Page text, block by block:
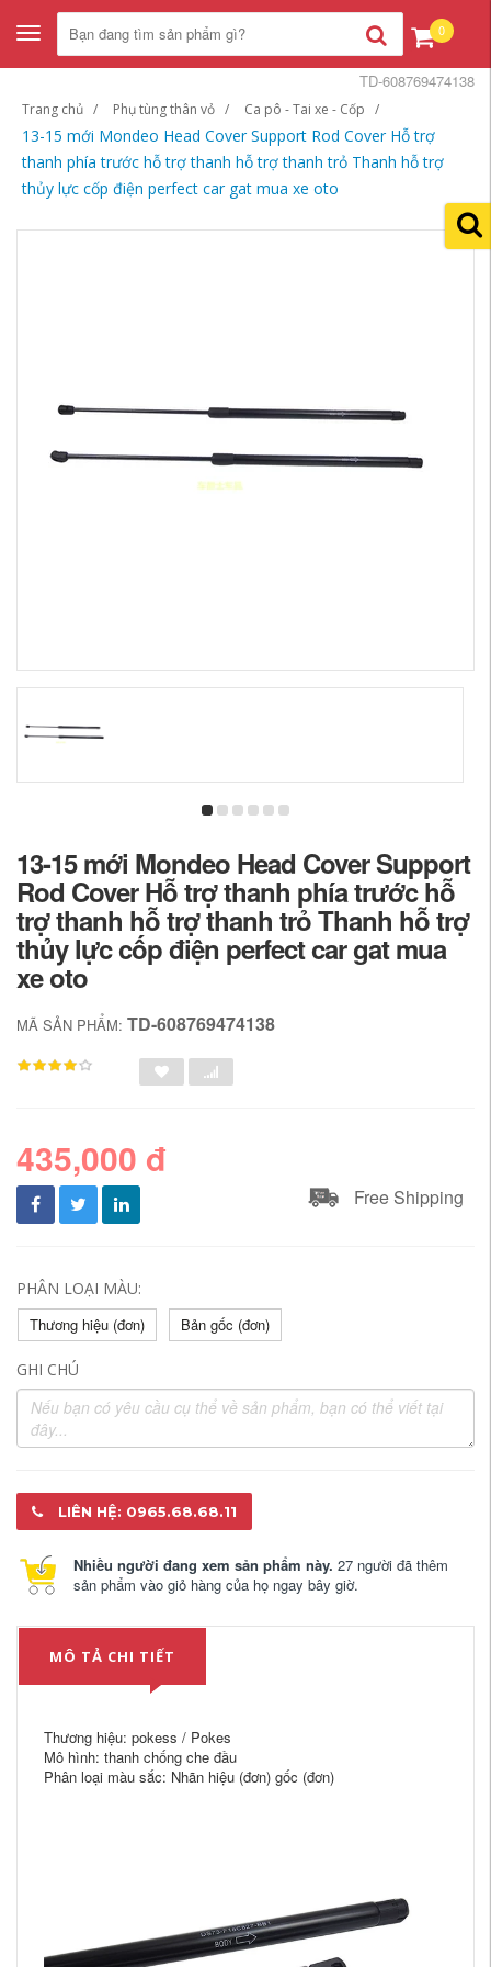
Toggle
navigation
0
Trang chủ Phụ tùng thân vỏ Ca pô - Tai xe - Cốp
13-15 mới Mondeo Head Cover Support Rod Cover Hỗ trợ
thanh phía trước hỗ trợ thanh hỗ trợ thanh trỏ Thanh hỗ trợ
thủy lực cốp điện perfect car gat mua xe oto
TD-608769474138
13-15 mới Mondeo Head Cover Support
Rod Cover Hỗ trợ thanh phía trước hỗ
trợ thanh hỗ trợ thanh trỏ Thanh hỗ trợ
thủy lực cốp điện perfect car gat mua
xe oto
MÃ SẢN PHẨM: TD-608769474138
435,000 đ
Free Shipping
PHÂN LOẠI MÀU:
Thương hiệu (đơn)
Bản gốc (đơn)
GHI CHÚ
LIÊN HỆ: 0965.68.68.11
Nhiều người đang xem sản phẩm này. 27 người đã thêm
sản phẩm vào giỏ hàng của họ ngay bây giờ.
MÔ TẢ CHI TIẾT
Thương hiệu: pokess / Pokes
Mô hình: thanh chống che đầu
Phân loại màu sắc: Nhãn hiệu (đơn) gốc (đơn)